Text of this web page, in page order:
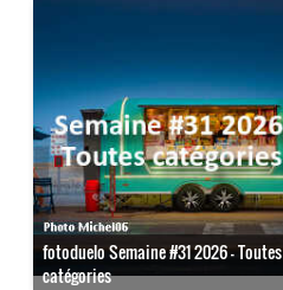
fotoduelo Semaine #31 2026 - Toutes
catégories